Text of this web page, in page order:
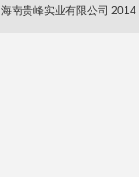
海南贵峰实业有限公司